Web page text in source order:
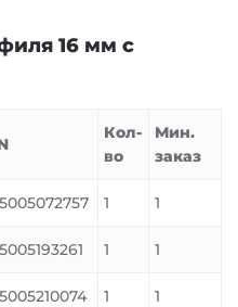
16 мм с
Кол-
во
Мин.
заказ
1 1
1 1
1 1